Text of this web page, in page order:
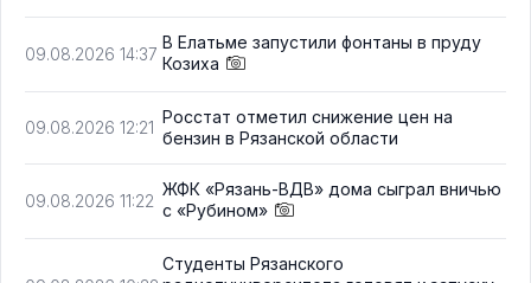
09.08.2026 14:37
В Елатьме запустили фонтаны в пруду
Козиха
09.08.2026 12:21
Росстат отметил снижение цен на
бензин в Рязанской области
09.08.2026 11:22
ЖФК «Рязань-ВДВ» дома сыграл вничью
с «Рубином»
Студенты Рязанского